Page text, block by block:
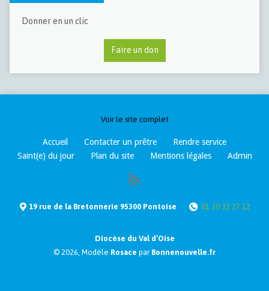
Donner en un clic
Faire un don
Voir le site complet
Accueil Contacter un prêtre
Rendre service
Saint(e) du jour
Plan du site Mentions légales Admin
19 rue de la Bretonnerie 95300 Pontoise 01 30 32 27 12
Diocèse du Val d’Oise
© 2026, Modèle Rosace par Bonnenouvelle.fr